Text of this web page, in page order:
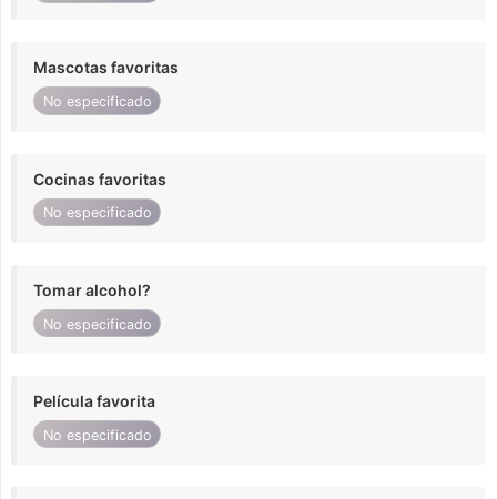
Mascotas favoritas
No especificado
Cocinas favoritas
No especificado
Tomar alcohol?
No especificado
Película favorita
No especificado